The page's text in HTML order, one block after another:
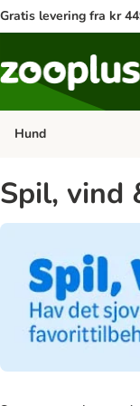
Gratis levering fra kr
Hund
Spil, vind